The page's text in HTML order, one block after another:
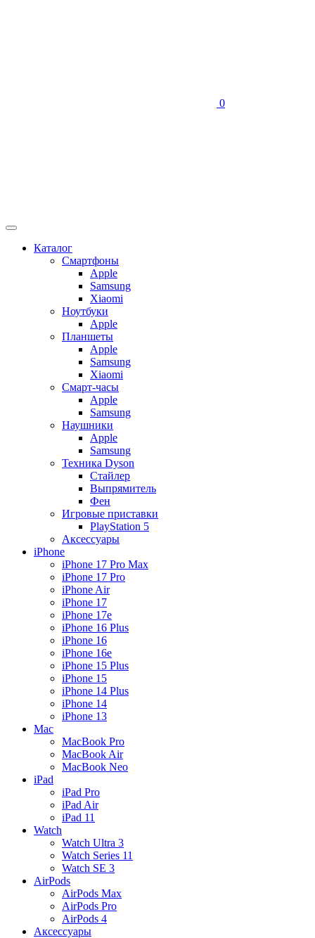
0
Каталог
Смартфоны
Apple
Samsung
Xiaomi
Ноутбуки
Apple
Планшеты
Apple
Samsung
Xiaomi
Смарт-часы
Apple
Samsung
Наушники
Apple
Samsung
Техника Dyson
Стайлер
Выпрямитель
Фен
Игровые приставки
PlayStation 5
Аксессуары
iPhone
iPhone 17 Pro Max
iPhone 17 Pro
iPhone Air
iPhone 17
iPhone 17e
iPhone 16 Plus
iPhone 16
iPhone 16e
iPhone 15 Plus
iPhone 15
iPhone 14 Plus
iPhone 14
iPhone 13
Mac
MacBook Pro
MacBook Air
MacBook Neo
iPad
iPad Pro
iPad Air
iPad 11
Watch
Watch Ultra 3
Watch Series 11
Watch SE 3
AirPods
AirPods Max
AirPods Pro
AirPods 4
Аксессуары